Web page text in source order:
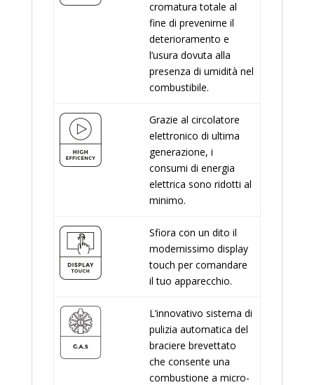
cromatura totale al
fine di prevenirne il
deterioramento e
l’usura dovuta alla
presenza di umidità nel
combustibile.
Grazie al circolatore
elettronico di ultima
generazione, i
consumi di energia
elettrica sono ridotti al
minimo.
Sfiora con un dito il
modernissimo display
touch per comandare
il tuo apparecchio.
L’innovativo sistema di
pulizia automatica del
braciere brevettato
che consente una
combustione a micro-